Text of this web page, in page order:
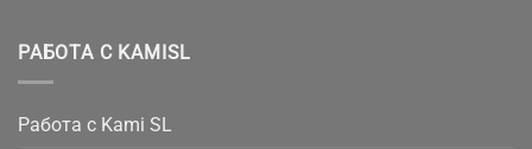
РАБОТА С KAMISL
Работа с Kami SL